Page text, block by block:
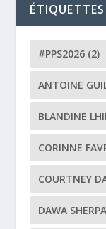
ÉTIQUETTES
#PPS2026 (2)
ANTOINE
BLANDINE
CORINNE
COURTNEY
DAWA SHERPA